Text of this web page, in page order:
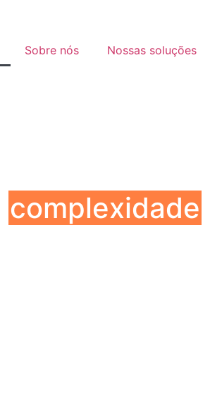
Sobre nós Nossas soluções
complexidade